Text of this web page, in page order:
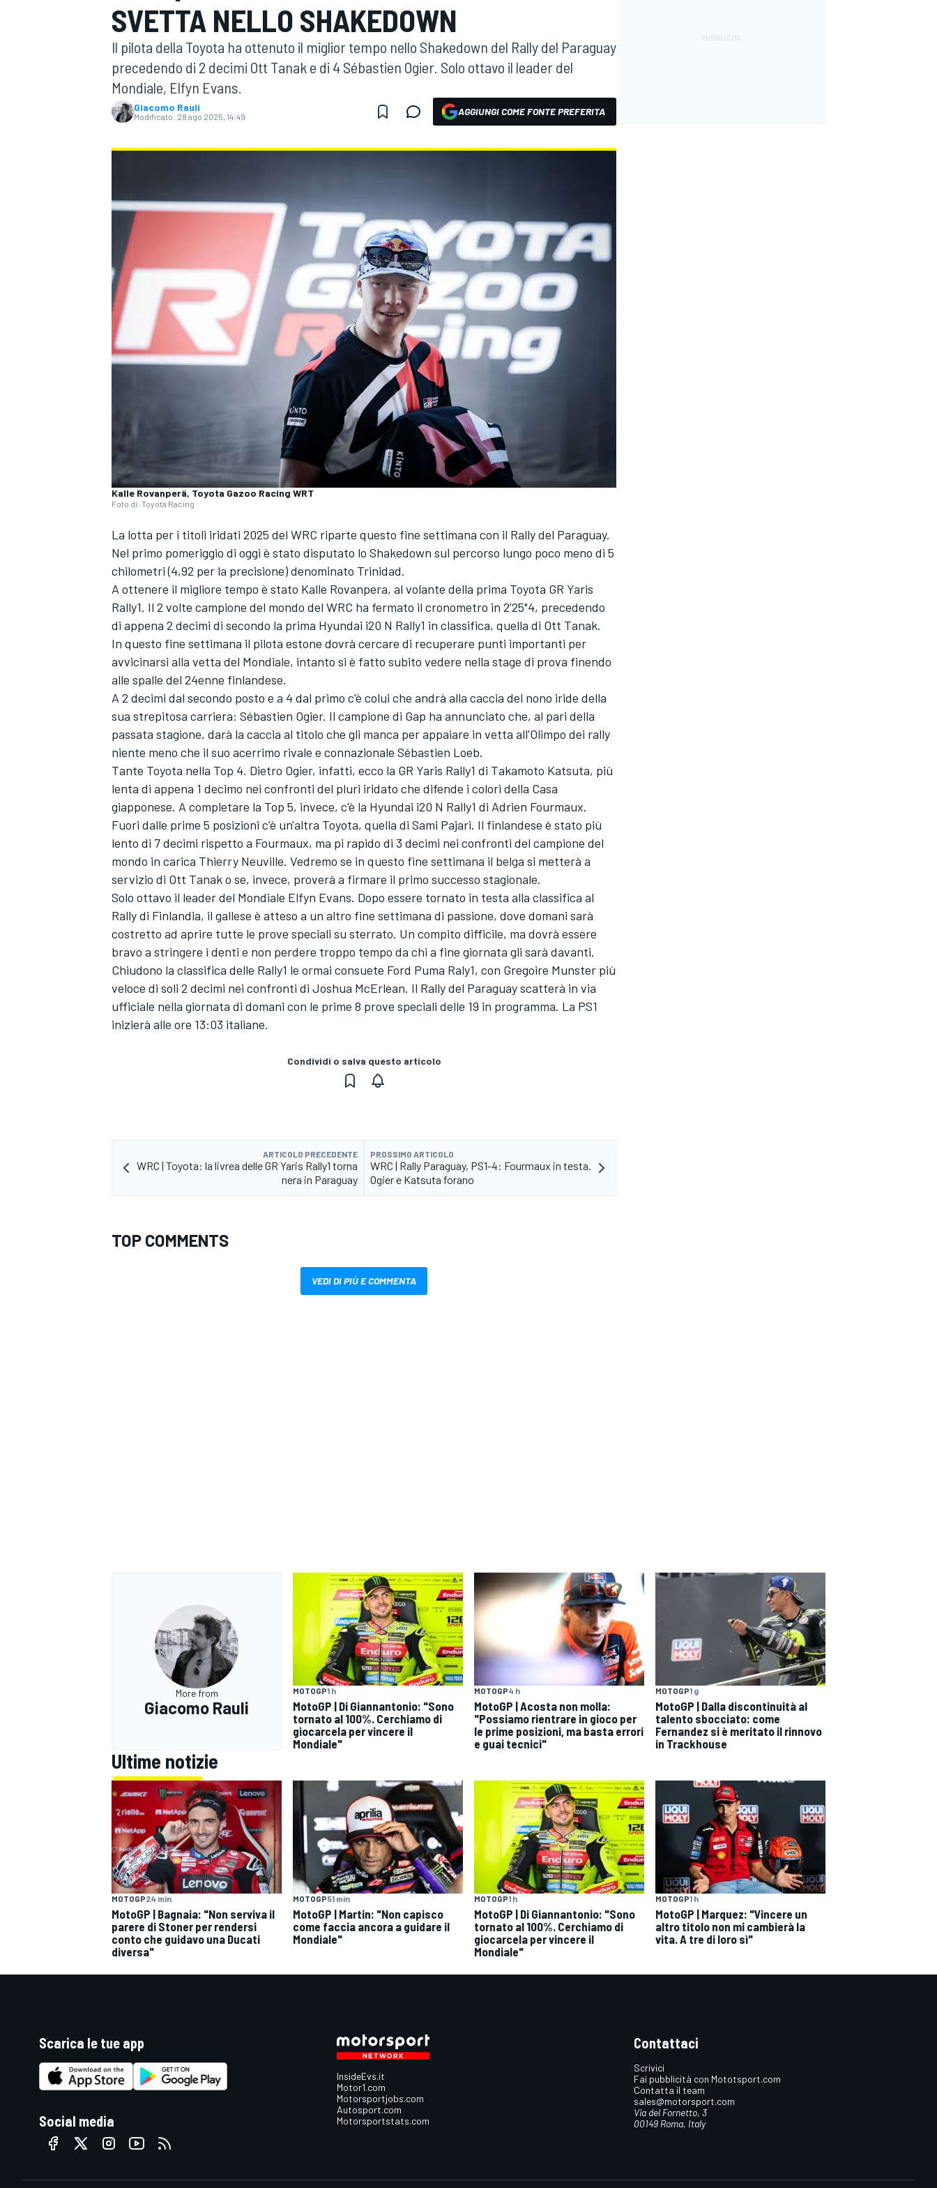
MOTOGP WEC
MONOPOSTO
RALLY
SVETTA NELLO SHAKEDOWN
Il pilota della Toyota ha ottenuto il miglior tempo nello Shakedown del Rally del Paraguay
precedendo di 2 decimi Ott Tanak e di 4 Sébastien Ogier. Solo ottavo il leader del
Mondiale, Elfyn Evans.
Giacomo Rauli
Modificato: 28 ago 2025, 14:49 AGGIUNGI COME FONTE PREFERITA
Kalle Rovanperä, Toyota Gazoo Racing WRT
Foto di: Toyota Racing
La lotta per i titoli iridati 2025 del WRC riparte questo fine settimana con il Rally del Paraguay.
Nel primo pomeriggio di oggi è stato disputato lo Shakedown sul percorso lungo poco meno di 5
chilometri (4,92 per la precisione) denominato Trinidad.
A ottenere il migliore tempo è stato Kalle Rovanpera, al volante della prima Toyota GR Yaris
Rally1. Il 2 volte campione del mondo del WRC ha fermato il cronometro in 2'25"4, precedendo
di appena 2 decimi di secondo la prima Hyundai i20 N Rally1 in classifica, quella di Ott Tanak.
In questo fine settimana il pilota estone dovrà cercare di recuperare punti importanti per
avvicinarsi alla vetta del Mondiale, intanto si è fatto subito vedere nella stage di prova finendo
alle spalle del 24enne finlandese.
A 2 decimi dal secondo posto e a 4 dal primo c'è colui che andrà alla caccia del nono iride della
sua strepitosa carriera: Sébastien Ogier. Il campione di Gap ha annunciato che, al pari della
passata stagione, darà la caccia al titolo che gli manca per appaiare in vetta all'Olimpo dei rally
niente meno che il suo acerrimo rivale e connazionale Sébastien Loeb.
Tante Toyota nella Top 4. Dietro Ogier, infatti, ecco la GR Yaris Rally1 di Takamoto Katsuta, più
lenta di appena 1 decimo nei confronti del pluri iridato che difende i colori della Casa
giapponese. A completare la Top 5, invece, c'è la Hyundai i20 N Rally1 di Adrien Fourmaux.
Fuori dalle prime 5 posizioni c'è un'altra Toyota, quella di Sami Pajari. Il finlandese è stato più
lento di 7 decimi rispetto a Fourmaux, ma pi rapido di 3 decimi nei confronti del campione del
mondo in carica Thierry Neuville. Vedremo se in questo fine settimana il belga si metterà a
servizio di Ott Tanak o se, invece, proverà a firmare il primo successo stagionale.
Solo ottavo il leader del Mondiale Elfyn Evans. Dopo essere tornato in testa alla classifica al
Rally di Finlandia, il gallese è atteso a un altro fine settimana di passione, dove domani sarà
costretto ad aprire tutte le prove speciali su sterrato. Un compito difficile, ma dovrà essere
bravo a stringere i denti e non perdere troppo tempo da chi a fine giornata gli sarà davanti.
Chiudono la classifica delle Rally1 le ormai consuete Ford Puma Raly1, con Gregoire Munster più
veloce di soli 2 decimi nei confronti di Joshua McErlean. Il Rally del Paraguay scatterà in via
ufficiale nella giornata di domani con le prime 8 prove speciali delle 19 in programma. La PS1
inizierà alle ore 13:03 italiane.
Condividi o salva questo articolo
ARTICOLO PRECEDENTE
WRC | Toyota: la livrea delle GR Yaris Rally1 torna
nera in Paraguay
PROSSIMO ARTICOLO
WRC | Rally Paraguay, PS1-4: Fourmaux in testa.
Ogier e Katsuta forano
TOP COMMENTS
VEDI DI PIÙ E COMMENTA
More from
Giacomo Rauli
MOTOGP1 h
MotoGP | Di Giannantonio: "Sono
tornato al 100%. Cerchiamo di
giocarcela per vincere il
Mondiale"
MOTOGP4 h
MotoGP | Acosta non molla:
"Possiamo rientrare in gioco per
le prime posizioni, ma basta errori
e guai tecnici"
MOTOGP1 g
MotoGP | Dalla discontinuità al
talento sbocciato: come
Fernandez si è meritato il rinnovo
in Trackhouse
Ultime notizie
MOTOGP24 min
MotoGP | Bagnaia: "Non serviva il
parere di Stoner per rendersi
conto che guidavo una Ducati
diversa"
MOTOGP51 min
MotoGP | Martin: "Non capisco
come faccia ancora a guidare il
Mondiale"
MOTOGP1 h
MotoGP | Di Giannantonio: "Sono
tornato al 100%. Cerchiamo di
giocarcela per vincere il
Mondiale"
MOTOGP1 h
MotoGP | Marquez: "Vincere un
altro titolo non mi cambierà la
vita. A tre di loro sì"
Scarica le tue app
Social media
InsideEvs.it
Motor1.com
Motorsportjobs.com
Autosport.com
Motorsportstats.com
Contattaci
Scrivici
Fai pubblicità con Mototsport.com
Contatta il team
sales@motorsport.com
Via del Fornetto, 3
00149 Roma, Italy